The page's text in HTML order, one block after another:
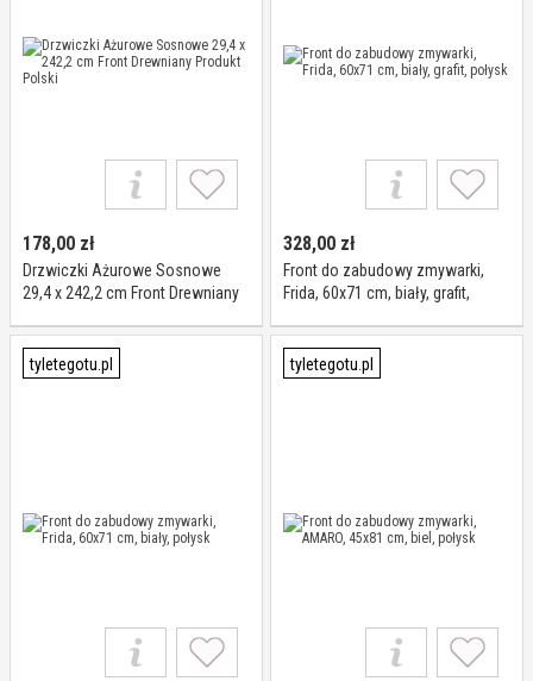
178,00 zł
Drzwiczki Ażurowe Sosnowe
29,4 x 242,2 cm Front Drewniany
328,00 zł
Front do zabudowy zmywarki,
Frida, 60x71 cm, biały, grafit,
tyletegotu.pl tyletegotu.pl